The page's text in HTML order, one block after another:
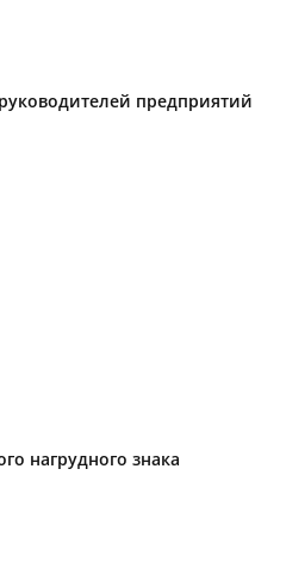
предприятий
нагрудного знака